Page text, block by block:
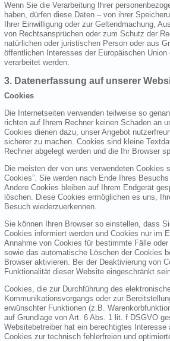
Wenn Sie die Verarbeitung Ihrer
haben, dürfen diese Daten – von ihrer
Ihrer Einwilligung oder zur Geltendmachung,
von Rechtsansprüchen oder zum Schutz der
natürlichen oder juristischen Person oder aus
öffentlichen Interesses der Europäischen
verarbeitet werden.
3. Datenerfassung auf unserer
Cookies
Die Internetseiten verwenden teilweise so
richten auf Ihrem Rechner keinen Schaden an
Cookies dienen dazu, unser Angebot
sicherer zu machen. Cookies sind kleine
Rechner abgelegt werden und die Ihr Browser
Die meisten der von uns verwendeten Cookies
Cookies”. Sie werden nach Ende Ihres
Andere Cookies bleiben auf Ihrem Endgerät
löschen. Diese Cookies ermöglichen es uns,
Besuch wiederzuerkennen.
Sie können Ihren Browser so einstellen, dass
Cookies informiert werden und Cookies nur im
Annahme von Cookies für bestimmte Fälle
sowie das automatische Löschen der Cookies
Browser aktivieren. Bei der Deaktivierung von
Funktionalität dieser Website eingeschränkt
Cookies, die zur Durchführung des
Kommunikationsvorgangs oder zur
erwünschter Funktionen (z.B.
auf Grundlage von Art. 6 Abs. 1 lit. f DSGVO
Websitebetreiber hat ein berechtigtes Interesse
Cookies zur technisch fehlerfreien und